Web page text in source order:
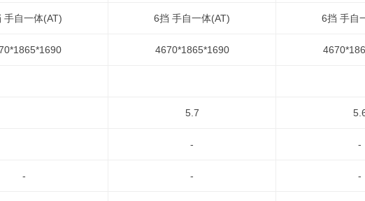
手自一体(AT) 6挡 手自一体(AT) 6挡 手自
4670*1865*1690
5.7
- -
- - -